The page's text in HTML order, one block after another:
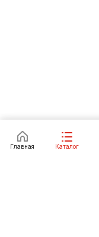
Главная Каталог